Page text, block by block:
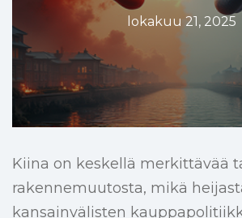
lokakuu 21, 2025
Kiina on keskellä merkittävää
rakennemuutosta, mikä
kansainvälisten